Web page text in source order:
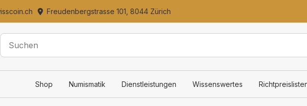
Freudenbergstrasse 101, 8044 Zürich
Shop Numismatik Dienstleistungen Wissenswertes